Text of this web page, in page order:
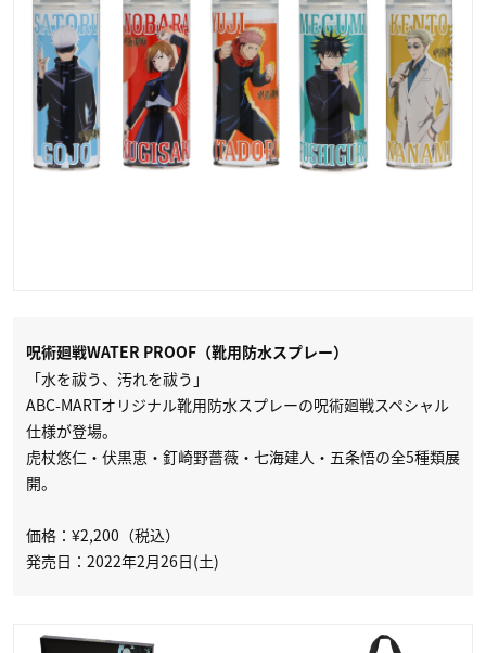
呪術廻戦WATER PROOF（靴用防水スプレー）
「水を祓う、汚れを祓う」
ABC-MARTオリジナル靴用防水スプレーの呪術廻戦スペシャル
仕様が登場。
虎杖悠仁・伏黒恵・釘崎野薔薇・七海建人・五条悟の全5種類展
開。
価格：¥2,200（税込）
発売日：2022年2月26日(土)